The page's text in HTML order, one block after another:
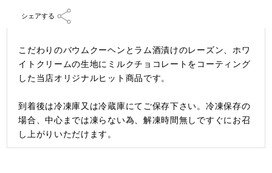
シェアする
こだわりのバウムクーヘンとラム酒漬けのレーズン、ホワ
イトクリームの生地にミルクチョコレートをコーティング
した当店オリジナルヒット商品です。
到着後は冷凍庫又は冷蔵庫にてご保存下さい。冷凍保存の
場合、中心までは凍らない為、解凍時間無しですぐにお召
し上がりいただけます。